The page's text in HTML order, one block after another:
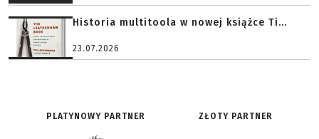
Historia multitoola w nowej książce Ti...
23.07.2026
PLATYNOWY PARTNER ZŁOTY PARTNER